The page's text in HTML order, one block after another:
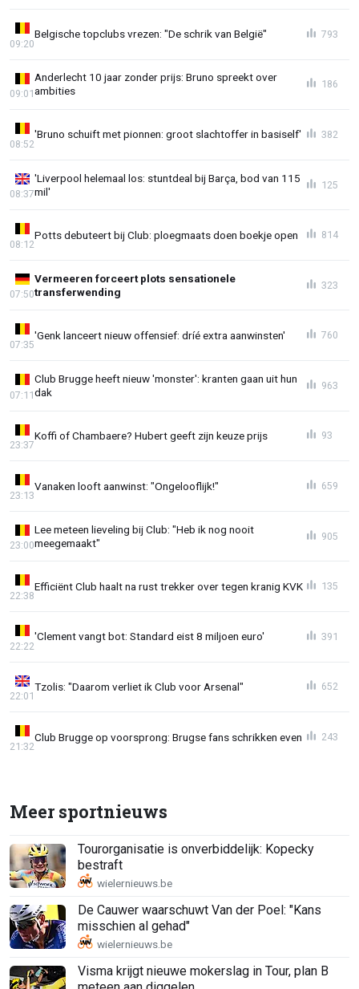
Belgische topclubs vrezen: "De schrik van België"
09:20
793
Anderlecht 10 jaar zonder prijs: Bruno spreekt over
ambities
09:01
186
'Bruno schuift met pionnen: groot slachtoffer in basiself'
08:52
382
'Liverpool helemaal los: stuntdeal bij Barça, bod van 115
mil'
08:37
125
Potts debuteert bij Club: ploegmaats doen boekje open
08:12
814
Vermeeren forceert plots sensationele
transferwending
07:50
323
'Genk lanceert nieuw offensief: dríé extra aanwinsten'
07:35
760
Club Brugge heeft nieuw 'monster': kranten gaan uit hun
dak
07:11
963
Koffi of Chambaere? Hubert geeft zijn keuze prijs
23:37
93
Vanaken looft aanwinst: "Ongelooflijk!"
23:13
659
Lee meteen lieveling bij Club: "Heb ik nog nooit
meegemaakt"
23:00
905
Efficiënt Club haalt na rust trekker over tegen kranig KVK
22:38
135
'Clement vangt bot: Standard eist 8 miljoen euro'
22:22
391
Tzolis: "Daarom verliet ik Club voor Arsenal"
22:01
652
Club Brugge op voorsprong: Brugse fans schrikken even
21:32
243
Meer sportnieuws
Tourorganisatie is onverbiddelijk: Kopecky
bestraft
De Cauwer waarschuwt Van der Poel: "Kans
misschien al gehad"
Visma krijgt nieuwe mokerslag in Tour, plan B